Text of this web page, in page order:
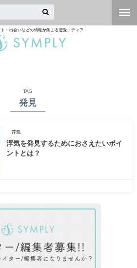
・出会いなどの情報が集まる恋愛メディア
TAG
発見
浮気
浮気を発見するためにおさえたいポイ
ントとは？